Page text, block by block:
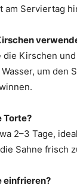
am Serviertag
die Kirschen
um den
Torte?
2–3 Tage,
Sahne frisch
einfrieren?